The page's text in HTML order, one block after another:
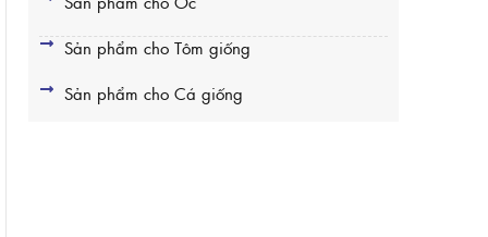
Sản phẩm cho Tôm giống
Sản phẩm cho Cá giống